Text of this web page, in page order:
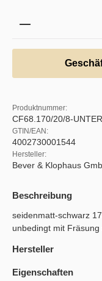
Produkt Anzahl:
Produktnummer:
CF68.170/20/8-
GTIN/EAN:
4002730001544
Hersteller:
Bever & Klophaus
Beschreibung
seidenmatt-schwarz
unbedingt mit
Hersteller
Eigenschaften